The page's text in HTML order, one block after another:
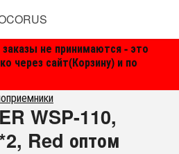
не принимаются - это
через сайт(Корзину) и по
WSP-110,
Red оптом